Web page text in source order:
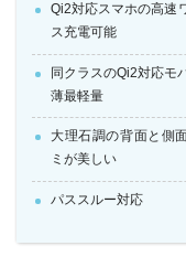
Qi2対応スマホの高速
ス充電可能
同クラスのQi2対応モ
薄最軽量
大理石調の背面と側
ミが美しい
パススルー対応